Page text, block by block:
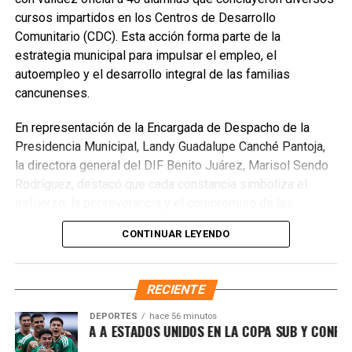
Fuente: 5to Poder Agencia de Noticias
Recibe las noticias al instante
cursos impartidos en los Centros de Desarrollo
Comunitario (CDC). Esta acción forma parte de la
estrategia municipal para impulsar el empleo, el
autoempleo y el desarrollo integral de las familias
cancunenses.
En representación de la Encargada de Despacho de la
Presidencia Municipal, Landy Guadalupe Canché Pantoja,
la directora general del DIF Benito Juárez, Marisol Sendo
Rodríguez, destacó que cada constancia simboliza el
participantes por adquirir nuevas habilidades que les
permitan mejorar su calidad de vida y ampliar sus
fortalecen la confianza, el sentido de pertenencia y la
construcción de una comunidad más preparada y
participativa.
CONTINUAR LEYENDO
RECIENTE
DEPORTES hace 56 minutos
DERROTA A ESTADOS UNIDOS EN LA COPA SUB Y